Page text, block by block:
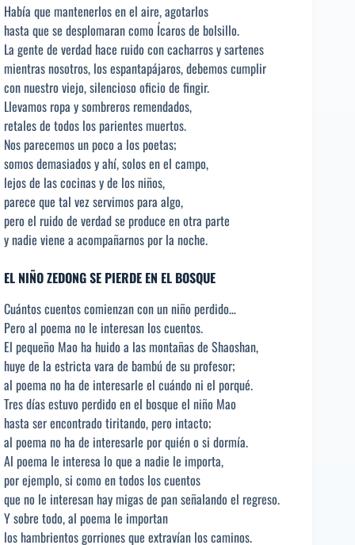
Había que mantenerlos en el aire, agotarlos
hasta que se desplomaran como Ícaros de bolsillo.
La gente de verdad hace ruido con cacharros y sartenes
mientras nosotros, los espantapájaros, debemos cumplir
con nuestro viejo, silencioso oficio de fingir.
Llevamos ropa y sombreros remendados,
retales de todos los parientes muertos.
Nos parecemos un poco a los poetas;
somos demasiados y ahí, solos en el campo,
lejos de las cocinas y de los niños,
parece que tal vez servimos para algo,
pero el ruido de verdad se produce en otra parte
y nadie viene a acompañarnos por la noche.
EL NIÑO ZEDONG SE PIERDE EN EL BOSQUE
Cuántos cuentos comienzan con un niño perdido…
Pero al poema no le interesan los cuentos.
El pequeño Mao ha huido a las montañas de Shaoshan,
huye de la estricta vara de bambú de su profesor;
al poema no ha de interesarle el cuándo ni el porqué.
Tres días estuvo perdido en el bosque el niño Mao
hasta ser encontrado tiritando, pero intacto;
al poema no ha de interesarle por quién o si dormía.
Al poema le interesa lo que a nadie le importa,
por ejemplo, si como en todos los cuentos
que no le interesan hay migas de pan señalando el regreso.
Y sobre todo, al poema le importan
los hambrientos gorriones que extravían los caminos.